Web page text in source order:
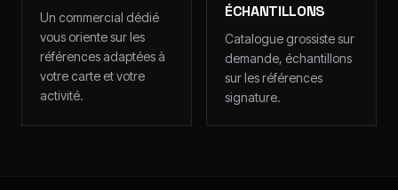
Un commercial dédié
vous oriente sur les
références adaptées à
votre carte et votre
activité.
ÉCHANTILLONS
Catalogue grossiste sur
demande, échantillons
sur les références
signature.